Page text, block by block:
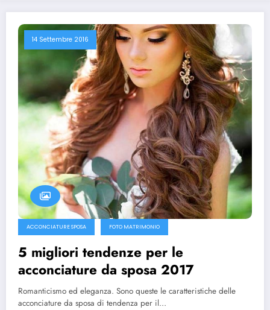
14 Settembre 2016
ACCONCIATURE SPOSA FOTO MATRIMONIO
5 migliori tendenze per le
acconciature da sposa 2017
Romanticismo ed eleganza. Sono queste le caratteristiche delle
acconciature da sposa di tendenza per il…